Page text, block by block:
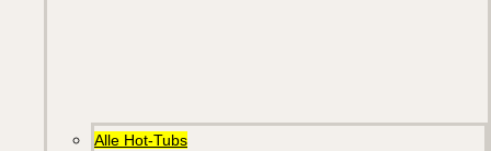
Alle Hot-Tubs